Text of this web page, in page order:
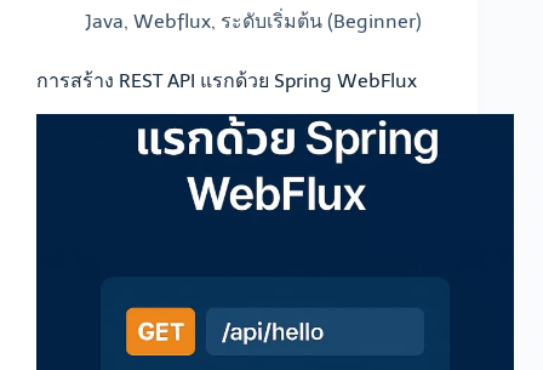
Java, Webflux, ระดับเริ่มต้น (Beginner)
การสร้าง REST API แรกด้วย Spring WebFlux